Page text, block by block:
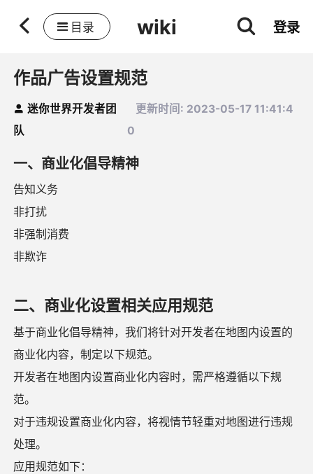
目录 wiki 登录
作品广告设置规范
迷你世界开发者团
队
更新时间: 2023-05-17 11:41:4
0
一、商业化倡导精神
告知义务
非打扰
非强制消费
非欺诈
二、商业化设置相关应用规范
基于商业化倡导精神，我们将针对开发者在地图内设置的
商业化内容，制定以下规范。
开发者在地图内设置商业化内容时，需严格遵循以下规
范。
对于违规设置商业化内容，将视情节轻重对地图进行违规
处理。
应用规范如下：